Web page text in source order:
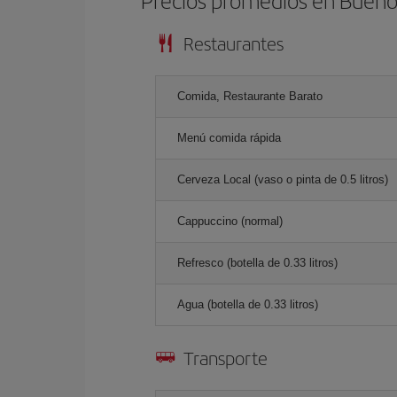
Restaurantes
Comida, Restaurante Barato
Menú comida rápida
Cerveza Local (vaso o pinta de 0.5 litros)
Cappuccino (normal)
Refresco (botella de 0.33 litros)
Agua (botella de 0.33 litros)
Transporte